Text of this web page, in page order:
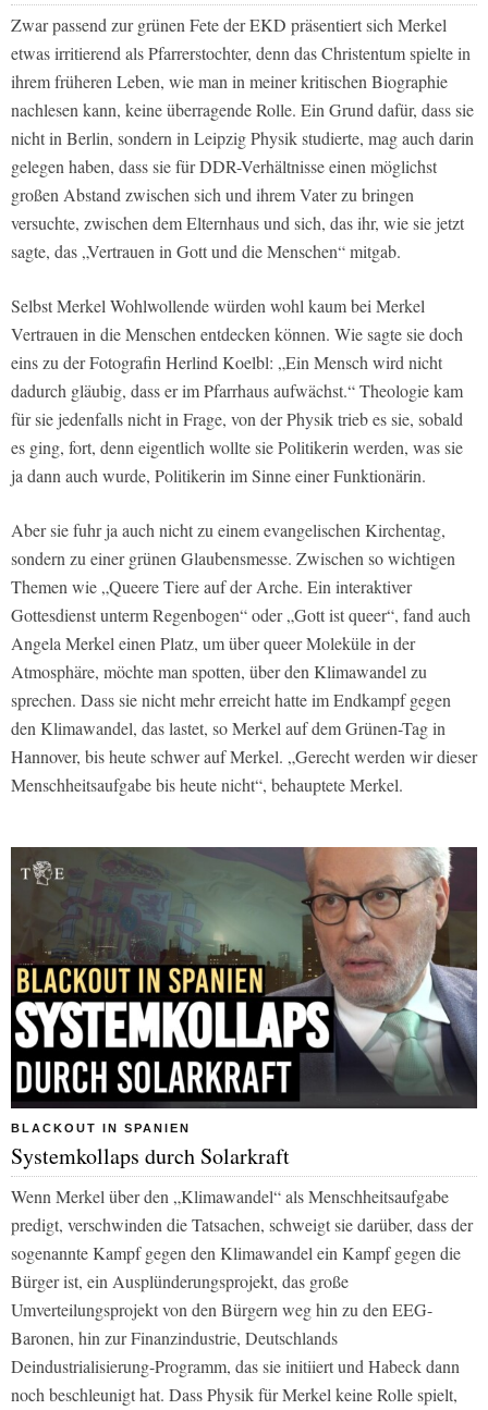
Zwar passend zur grünen Fete der EKD präsentiert sich Merkel
etwas irritierend als Pfarrerstochter, denn das Christentum spielte in
ihrem früheren Leben, wie man in meiner kritischen Biographie
nachlesen kann, keine überragende Rolle. Ein Grund dafür, dass sie
nicht in Berlin, sondern in Leipzig Physik studierte, mag auch darin
gelegen haben, dass sie für DDR-Verhältnisse einen möglichst
großen Abstand zwischen sich und ihrem Vater zu bringen
versuchte, zwischen dem Elternhaus und sich, das ihr, wie sie jetzt
sagte, das „Vertrauen in Gott und die Menschen“ mitgab.
Selbst Merkel Wohlwollende würden wohl kaum bei Merkel
Vertrauen in die Menschen entdecken können. Wie sagte sie doch
eins zu der Fotografin Herlind Koelbl: „Ein Mensch wird nicht
dadurch gläubig, dass er im Pfarrhaus aufwächst.“ Theologie kam
für sie jedenfalls nicht in Frage, von der Physik trieb es sie, sobald
es ging, fort, denn eigentlich wollte sie Politikerin werden, was sie
ja dann auch wurde, Politikerin im Sinne einer Funktionärin.
Aber sie fuhr ja auch nicht zu einem evangelischen Kirchentag,
sondern zu einer grünen Glaubensmesse. Zwischen so wichtigen
Themen wie „Queere Tiere auf der Arche. Ein interaktiver
Gottesdienst unterm Regenbogen“ oder „Gott ist queer“, fand auch
Angela Merkel einen Platz, um über queer Moleküle in der
Atmosphäre, möchte man spotten, über den Klimawandel zu
sprechen. Dass sie nicht mehr erreicht hatte im Endkampf gegen
den Klimawandel, das lastet, so Merkel auf dem Grünen-Tag in
Hannover, bis heute schwer auf Merkel. „Gerecht werden wir dieser
Menschheitsaufgabe bis heute nicht“, behauptete Merkel.
BLACKOUT IN SPANIEN
Systemkollaps durch Solarkraft
Wenn Merkel über den „Klimawandel“ als Menschheitsaufgabe
predigt, verschwinden die Tatsachen, schweigt sie darüber, dass der
sogenannte Kampf gegen den Klimawandel ein Kampf gegen die
Bürger ist, ein Ausplünderungsprojekt, das große
Umverteilungsprojekt von den Bürgern weg hin zu den EEG-
Baronen, hin zur Finanzindustrie, Deutschlands
Deindustrialisierung-Programm, das sie initiiert und Habeck dann
noch beschleunigt hat. Dass Physik für Merkel keine Rolle spielt,